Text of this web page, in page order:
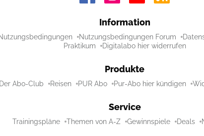
Information
Nutzungsbedingungen Forum
Praktikum
Digitalabo hier widerrufen
Produkte
Abo-Club Reisen PUR Abo Pur-Abo hier kündigen
Service
Trainingspläne Themen von A-Z Gewinnspiele Deals